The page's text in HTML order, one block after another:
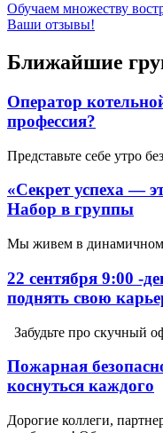
Обучаем множеству
Ваши отзывы!
Ближайшие
Оператор
профессия?
Представьте себе утро
«Секрет успеха —
Набор в группы
Мы живем в
22 сентября 9:00 -
поднять свою
Забудьте про скучный
Пожарная
коснуться каждого
Дорогие коллеги,